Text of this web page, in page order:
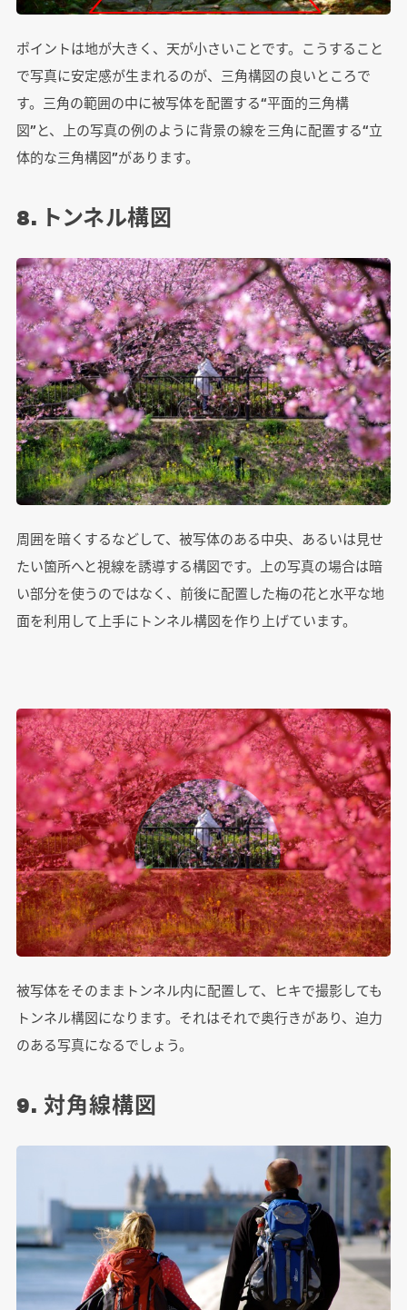
ポイントは地が大きく、天が小さいことです。こうすること
で写真に安定感が生まれるのが、三角構図の良いところで
す。三角の範囲の中に被写体を配置する“平面的三角構
図”と、上の写真の例のように背景の線を三角に配置する“立
体的な三角構図”があります。
8. トンネル構図
周囲を暗くするなどして、被写体のある中央、あるいは見せ
たい箇所へと視線を誘導する構図です。上の写真の場合は暗
い部分を使うのではなく、前後に配置した梅の花と水平な地
面を利用して上手にトンネル構図を作り上げています。
被写体をそのままトンネル内に配置して、ヒキで撮影しても
トンネル構図になります。それはそれで奥行きがあり、迫力
のある写真になるでしょう。
9. 対角線構図